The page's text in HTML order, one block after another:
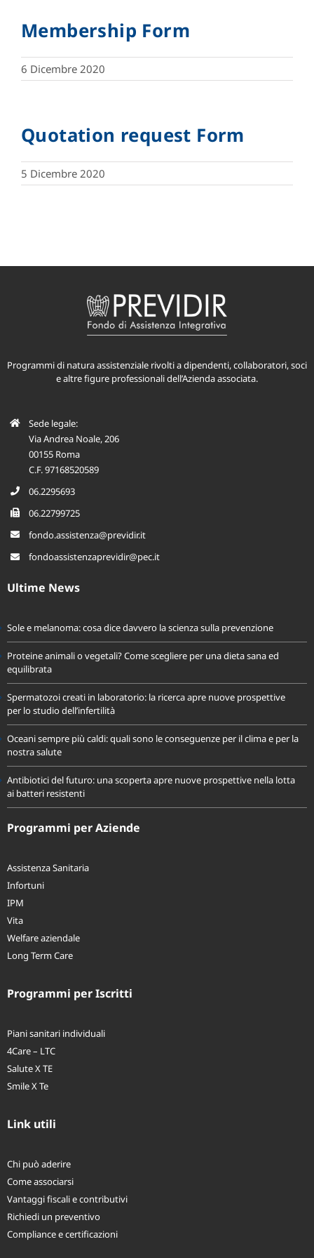
Membership Form
6 Dicembre 2020
Quotation request Form
5 Dicembre 2020
Programmi di natura assistenziale rivolti a dipendenti, collaboratori, soci
e altre figure professionali dell’Azienda associata.
Sede legale:
Via Andrea Noale, 206
00155 Roma
C.F. 97168520589
06.2295693
06.22799725
fondo.assistenza@previdir.it
fondoassistenzaprevidir@pec.it
Ultime News
Sole e melanoma: cosa dice davvero la scienza sulla prevenzione
Proteine animali o vegetali? Come scegliere per una dieta sana ed
equilibrata
Spermatozoi creati in laboratorio: la ricerca apre nuove prospettive
per lo studio dell’infertilità
Oceani sempre più caldi: quali sono le conseguenze per il clima e per la
nostra salute
Antibiotici del futuro: una scoperta apre nuove prospettive nella lotta
ai batteri resistenti
Programmi per Aziende
Assistenza Sanitaria
Infortuni
IPM
Vita
Welfare aziendale
Long Term Care
Programmi per Iscritti
Piani sanitari individuali
4Care – LTC
Salute X TE
Smile X Te
Link utili
Chi può aderire
Come associarsi
Vantaggi fiscali e contributivi
Richiedi un preventivo
Compliance e certificazioni